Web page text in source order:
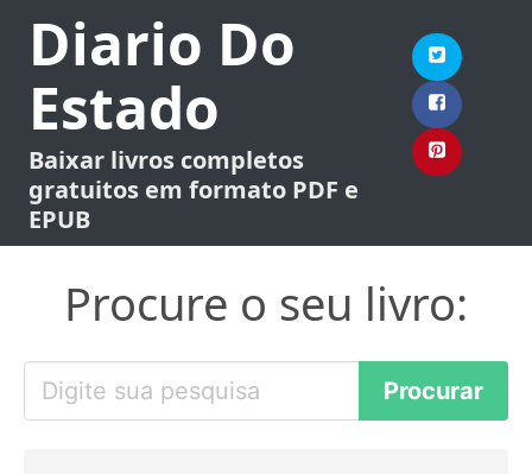
Diario Do
Estado
Baixar livros completos
gratuitos em formato PDF e
EPUB
Procure o seu livro: